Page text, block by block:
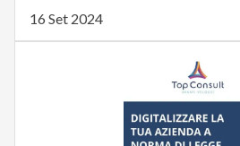
16 Set 2024